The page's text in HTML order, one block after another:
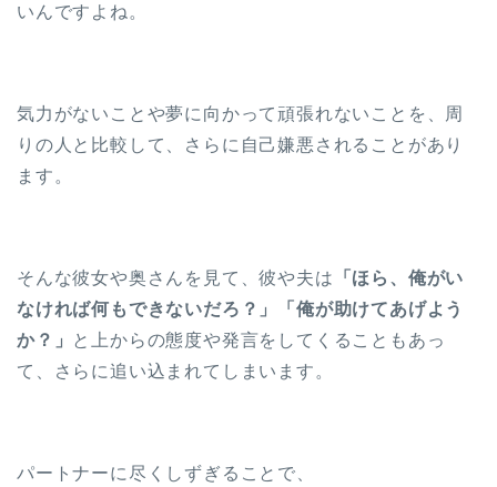
いんですよね。
気力がないことや夢に向かって頑張れないことを、周
りの人と比較して、さらに自己嫌悪されることがあり
ます。
そんな彼女や奥さんを見て、彼や夫は 「ほら、俺がい
なければ何もできないだろ？」「俺が助けてあげよう
か？」
と上からの態度や発言をしてくることもあっ
て、さらに追い込まれてしまいます。
パートナーに尽くしずぎることで、